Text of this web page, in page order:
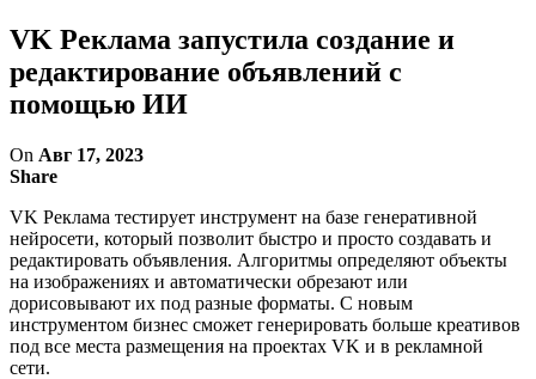
VK Реклама запустила создание и
редактирование объявлений с
помощью ИИ
On Авг 17, 2023
Share
VK Реклама тестирует инструмент на базе генеративной
нейросети, который позволит быстро и просто создавать и
редактировать объявления. Алгоритмы определяют объекты
на изображениях и автоматически обрезают или
дорисовывают их под разные форматы. С новым
инструментом бизнес сможет генерировать больше креативов
под все места размещения на проектах VK и в рекламной
сети.